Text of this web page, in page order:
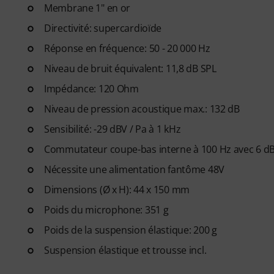
progressives
voix en partant des bases.
perfectionner votre
devenir un chanteur plus
Une fois votre commande
d'activation par e-mail.
d'accès.
Membrane 1" en or
Directivité: supercardioïde
Réponse en fréquence: 50 - 20 000 Hz
Niveau de bruit équivalent: 11,8 dB SPL
Impédance: 120 Ohm
Niveau de pression acoustique max.: 132 dB
Sensibilité: -29 dBV / Pa à 1 kHz
Commutateur coupe-bas interne à 100 Hz avec 6
Nécessite une alimentation fantôme 48V
Dimensions (Ø x H): 44 x 150 mm
Poids du microphone: 351 g
Poids de la suspension élastique: 200 g
Suspension élastique et trousse incl.